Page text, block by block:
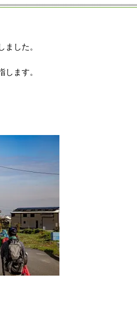
した。
ます。